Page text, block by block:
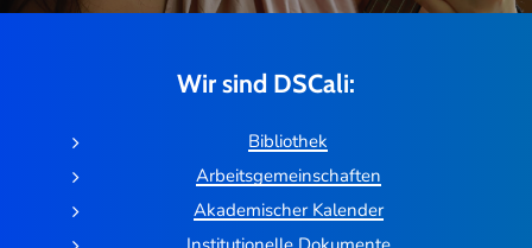
Wir sind DSCali:
Bibliothek
Arbeitsgemeinschaften
Akademischer Kalender